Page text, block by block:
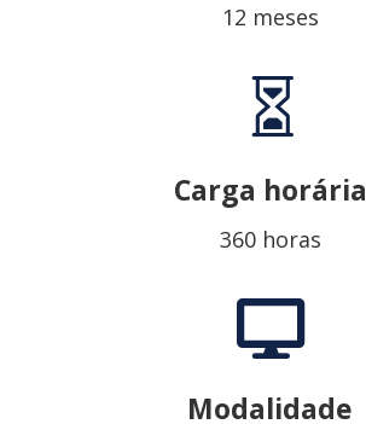
12 meses

Carga horária
360 horas

Modalidade